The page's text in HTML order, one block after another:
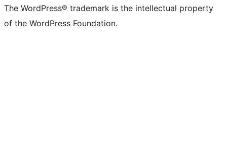
The WordPress® trademark is the intellectual property
of the WordPress Foundation.